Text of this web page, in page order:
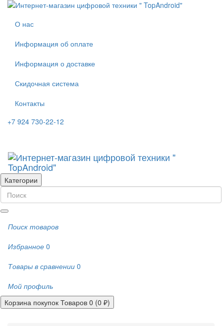
О нас
Информация об оплате
Информация о доставке
Скидочная система
Контакты
+7 924 730-22-12
Категории
Поиск товаров
Избранное 0
Товары в сравнении 0
Мой профиль
Корзина покупок Товаров 0 (0 ₽)